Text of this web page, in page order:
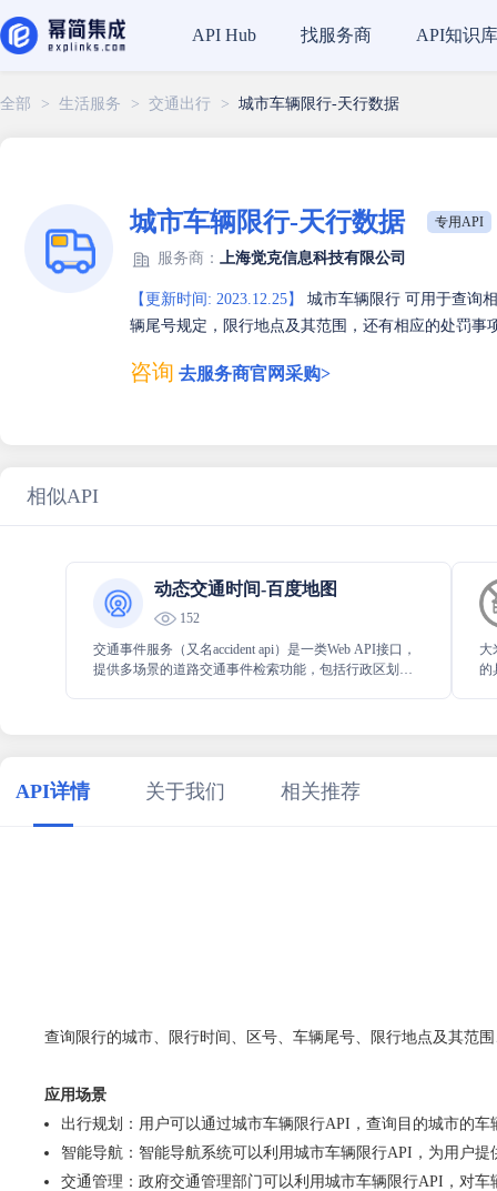
API Hub 找服务商 API知识库
全部 > 生活服务 > 交通出行 > 城市车辆限行-天行数据
城市车辆限行-天行数据 专用API
服务商： 上海觉克信息科技有限公司
【更新时间: 2023.12.25】
城市车辆限行 可用于查询
辆尾号规定，限行地点及其范围，还有相应的处罚
咨询 去服务商官网采购>
相似API
动态交通时间-百度地图
152
交通事件服务（又名accident api）是一类Web API接口，
提供多场景的道路交通事件检索功能，包括行政区划检
大
的
API详情 关于我们 相关推荐
查询限行的城市、限行时间、区号、车辆尾号、限行地点及其范
应用场景
出行规划：用户可以通过城市车辆限行API，查询目的城市的
智能导航：智能导航系统可以利用城市车辆限行API，为用户
交通管理：政府交通管理部门可以利用城市车辆限行API，对